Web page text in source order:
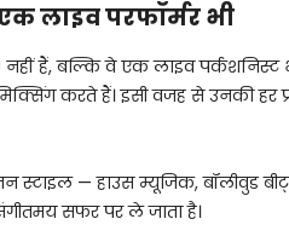
लाइव परफॉर्मर भी
हैं, बल्कि वे एक लाइव पर्कशनिस्ट
करते हैं। इसी वजह से उनकी
स्टाइल — हाउस म्यूजिक, बॉलीवुड
सफर पर ले जाता है।